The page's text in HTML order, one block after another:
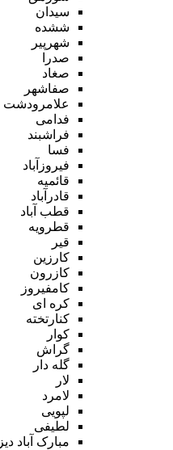
سیدان
ششده
شهرپیر
صدرا
صغاد
صفاشهر
علامرودشت
فدامی
فراشبند
فسا
فیروزآباد
قائمیه
قادرآباد
قطب آباد
قطرویه
قیر
کارزین
کازرون
کامفیروز
کره ای
کنارتخته
کوار
گراش
گله دار
لار
لامرد
لپویی
لطیفی
مبارک آباد دیز